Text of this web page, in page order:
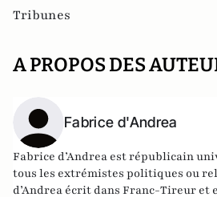
Tribunes
A PROPOS DES
Fabrice d'Andrea
Fabrice d’Andrea est républicain
tous les extrémistes politiques ou
d’Andrea écrit dans Franc-Tireur et